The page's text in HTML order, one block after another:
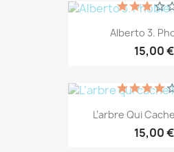
Alberto 3.
15,00 €
L’arbre Qui
15,00 €